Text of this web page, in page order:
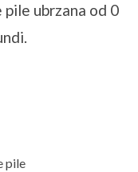
pile ubrzana od 0
pile